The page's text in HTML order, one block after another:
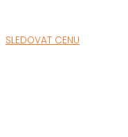
SLEDOVAT CENU